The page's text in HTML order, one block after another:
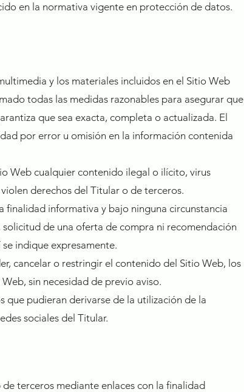
en la normativa vigente en protección de datos.
y los materiales incluidos en el Sitio Web
todas las medidas razonables para asegurar que
que sea exacta, completa o actualizada. El
por error u omisión en la información contenida
Web cualquier contenido ilegal o ilícito, virus
derechos del Titular o de terceros.
finalidad informativa y bajo ninguna circunstancia
de una oferta de compra ni recomendación
indique expresamente.
cancelar o restringir el contenido del Sitio Web, los
sin necesidad de previo aviso.
que pudieran derivarse de la utilización de la
sociales del Titular.
terceros mediante enlaces con la finalidad